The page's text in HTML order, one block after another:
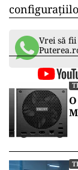
Vrei să